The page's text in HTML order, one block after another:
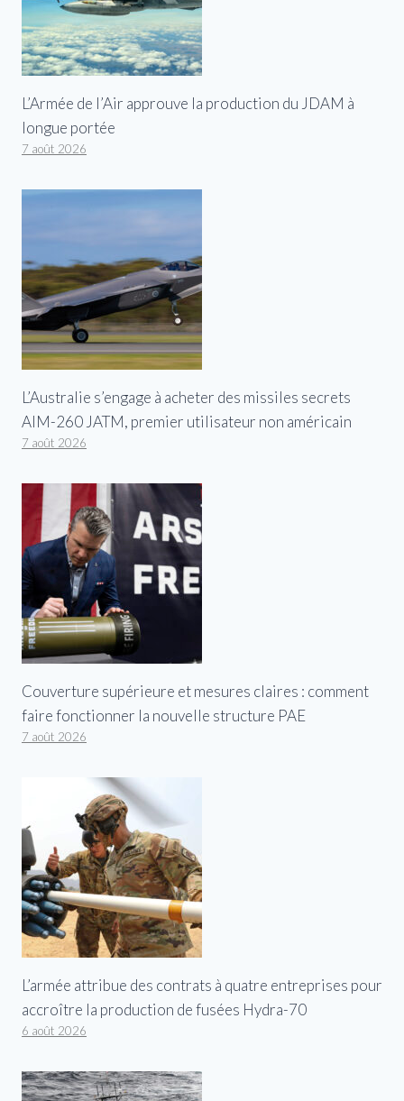
L’Armée de l’Air approuve la production du JDAM à
longue portée
7 août 2026
L’Australie s’engage à acheter des missiles secrets
AIM-260 JATM, premier utilisateur non américain
7 août 2026
Couverture supérieure et mesures claires : comment
faire fonctionner la nouvelle structure PAE
7 août 2026
L’armée attribue des contrats à quatre entreprises pour
accroître la production de fusées Hydra-70
6 août 2026